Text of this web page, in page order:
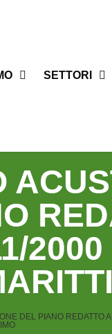
SETTORI
DEL PIANO REDATTO